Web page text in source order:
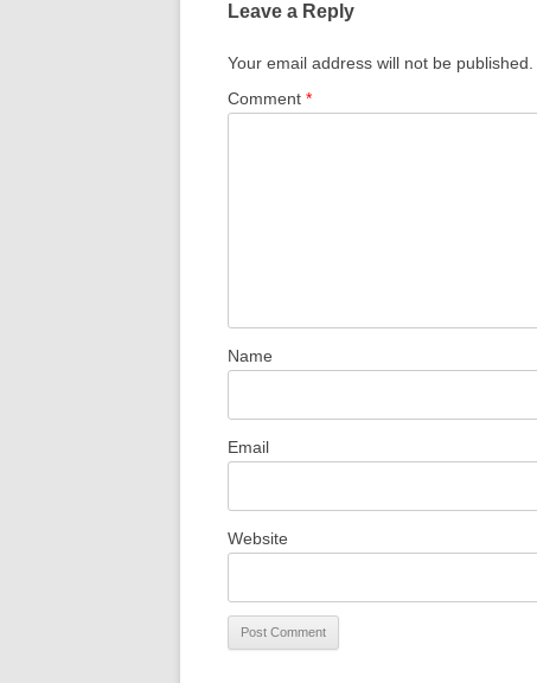
Leave a Reply
Your email address will not be published.
Comment *
Name
Email
Website